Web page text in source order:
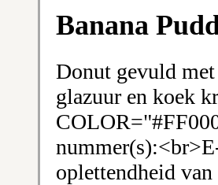
Banana
Donut gevuld
glazuur en koek
oplettendheid